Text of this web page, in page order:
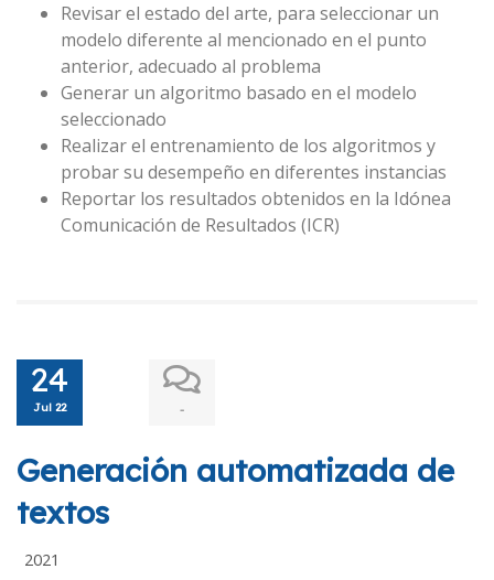
Revisar el estado del arte, para seleccionar un
modelo diferente al mencionado en el punto
anterior, adecuado al problema
Generar un algoritmo basado en el modelo
seleccionado
Realizar el entrenamiento de los algoritmos y
probar su desempeño en diferentes instancias
Reportar los resultados obtenidos en la Idónea
Comunicación de Resultados (ICR)
24
Jul 22 -
Generación automatizada de
textos
2021